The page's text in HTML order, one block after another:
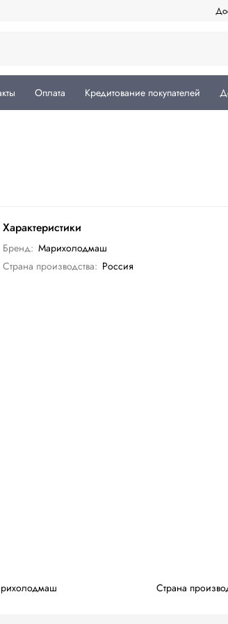
Оплата Кредитование покупателей
Характеристики
Бренд: Марихолодмаш
Страна производства: Россия
Страна